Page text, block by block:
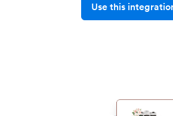
Use this